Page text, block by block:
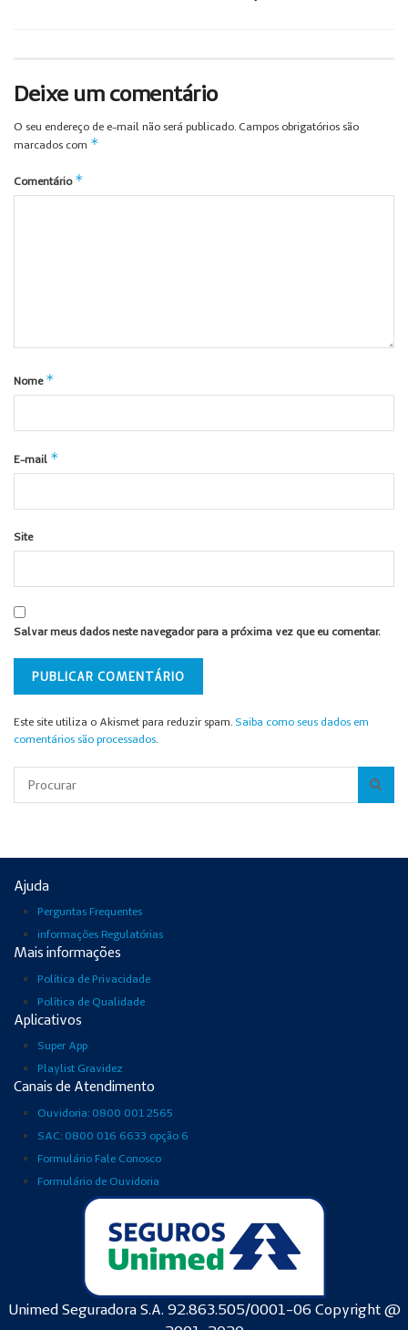
Deixe um comentário
O seu endereço de e-mail não será publicado. Campos obrigatórios são
marcados com *
Comentário *
Nome *
E-mail *
Site
Salvar meus dados neste navegador para a próxima vez que eu comentar.
Este site utiliza o Akismet para reduzir spam. Saiba como seus dados em
comentários são processados
Ajuda
Perguntas Frequentes
informações Regulatórias
Mais informações
Política de Privacidade
Política de Qualidade
Aplicativos
Super App
Playlist Gravidez
Canais de Atendimento
Ouvidoria: 0800 001 2565
SAC: 0800 016 6633 opção 6
Formulário Fale Conosco
Formulário de Ouvidoria
Unimed Seguradora S.A. 92.863.505/0001-06 Copyright @